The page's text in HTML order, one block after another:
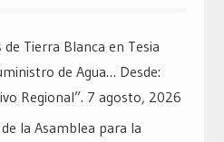
Tierra Blanca en Tesia
de Agua… Desde:
Regional”. 7 agosto, 2026
la Asamblea para la